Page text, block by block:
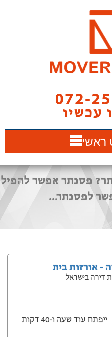
072-
עכשיו
ראשי
פסנתר אפשר להפיל
לפסנתר...
- אורזות בית
דירה בישראל
ייפתח עוד שעה ‫ו-40 דקות